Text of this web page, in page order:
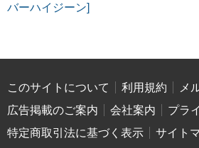
バーハイジーン]
このサイトについて 利用規約
メ
広告掲載のご案内
会社案内
プラ
特定商取引法に基づく表示
サイト